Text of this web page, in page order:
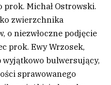
Michał Ostrowski.
zwierzchnika
niezwłoczne podjęcie
prok. Ewy Wrzosek,
wyjątkowo bulwersujący,
sprawowanego